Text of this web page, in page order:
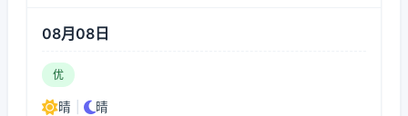
08月08日
优
晴 晴